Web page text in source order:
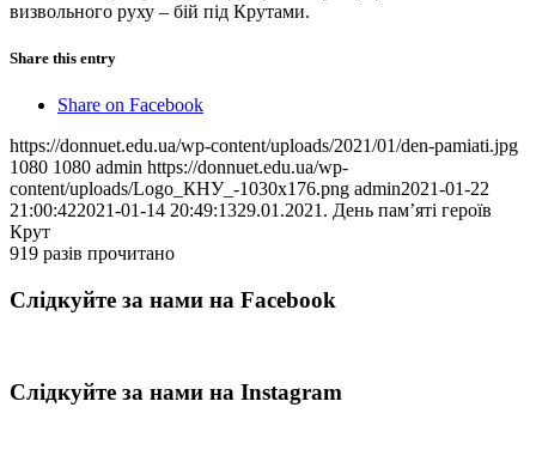
визвольного руху – бій під Крутами.
Share this entry
Share on Facebook
https://donnuet.edu.ua/wp-content/uploads/2021/01/den-pamiati.jpg
1080 1080 admin https://donnuet.edu.ua/wp-
content/uploads/Logo_КНУ_-1030x176.png admin2021-01-22
21:00:422021-01-14 20:49:1329.01.2021. День пам’яті героїв
Крут
919 разів прочитано
Слідкуйте за нами на Facebook
Слідкуйте за нами на Instagram